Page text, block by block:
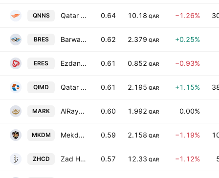
QNNS Qatar Navigation QSC 0.64 10.18 QAR −1.26%
BRES Barwa Real Estate Co. 0.62 2.379 QAR +0.25%
ERES Ezdan Holding Group 0.61 0.852 QAR −0.93%
QIMD Qatar Industrial Manufacturing Co. 0.61 2.195 QAR +1.15%
MARK AlRayan Bank 0.60 1.992 QAR 0.00%
MKDM Mekdam Holding Group Company 0.59 2.158 QAR −1.19%
ZHCD Zad Holding Co. 0.57 12.33 QAR −1.12%